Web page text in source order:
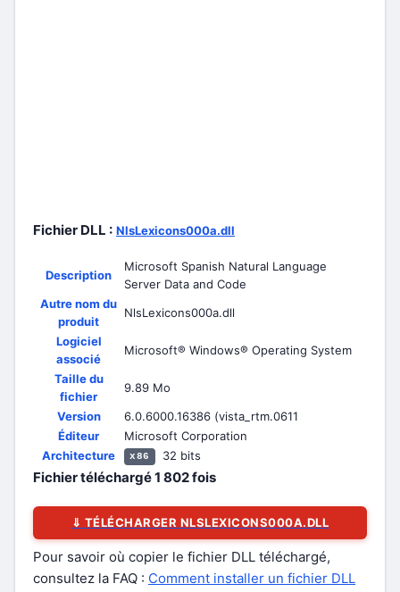
Fichier DLL : NlsLexicons000a.dll
Description
Microsoft Spanish Natural Language
Server Data and Code
Autre nom du
produit
NlsLexicons000a.dll
Logiciel
associé
Microsoft® Windows® Operating System
Taille du
fichier
9.89 Mo
Version
6.0.6000.16386 (vista_rtm.0611
Éditeur
Microsoft Corporation
Architecture
x86 32 bits
Fichier téléchargé1 802fois
⇓ TÉLÉCHARGER NLSLEXICONS000A.DLL
Pour savoir où copier le fichier DLL téléchargé,
consultez la FAQ : Comment installer un fichier DLL